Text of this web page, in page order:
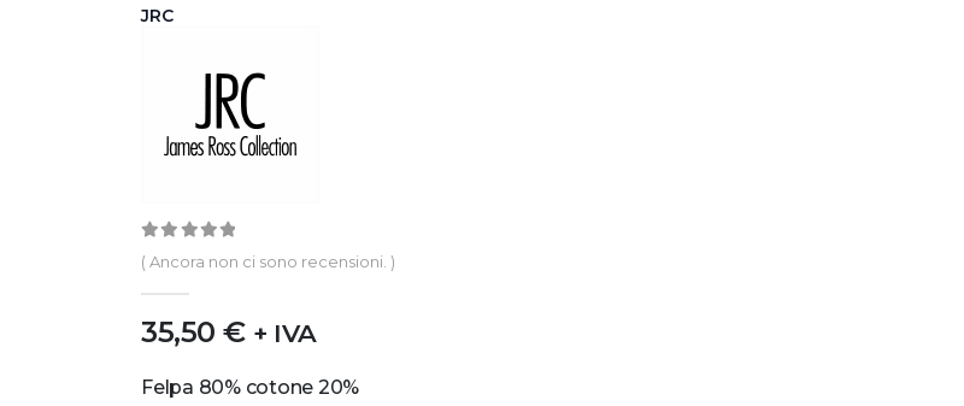
JRC
0out of 5
( Ancora non ci sono recensioni. )
35,50€ + IVA
Felpa 80% cotone 20%